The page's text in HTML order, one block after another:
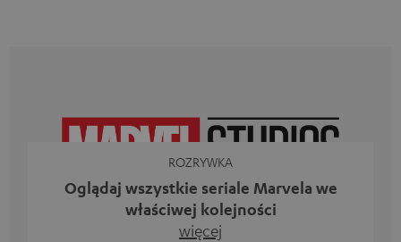
jednocześnie dać coś od siebie. Muzyka ma przecież o
ROZRYWKA
Oglądaj wszystkie seriale Marvela we
właściwej kolejności
więcej